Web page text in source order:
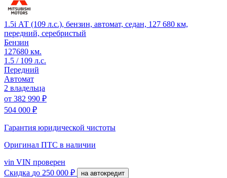
1.5i АТ (109 л.с.), бензин, автомат, седан, 127 680 км,
передний, серебристый
Бензин
127680 км.
1.5 / 109 л.с.
Передний
Автомат
2 владельца
от 382 990 ₽
504 000 ₽
Гарантия юридической чистоты
Оригинал ПТС в наличии
vin VIN проверен
Скидка до 250 000 ₽ на автокредит